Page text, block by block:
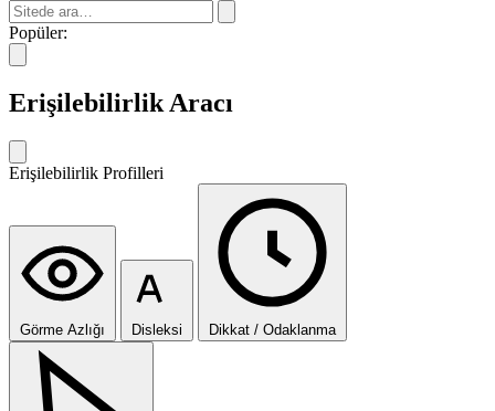
Popüler:
Erişilebilirlik Aracı
Erişilebilirlik Profilleri
Görme Azlığı Disleksi Dikkat / Odaklanma